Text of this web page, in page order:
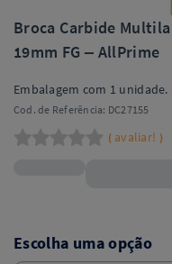
Broca Carbide
19mm FG – AllPrime
Embalagem com 1
Cod. de Referência: DC27155
( avaliar! )
Escolha uma opção